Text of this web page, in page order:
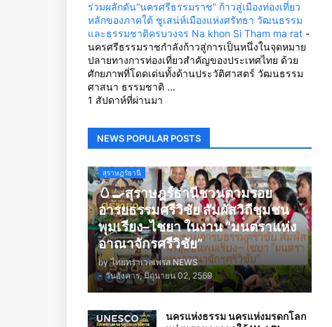
ร่วมผลักดัน“นครศรีธรรมราช” ก้าวสู่เมืองท่องเที่ยว
หลักของภาคใต้ ชูเสน่ห์เมืองแห่งศรัทธา วัฒนธรรม
และธรรมชาติครบวงจร Na khon Si Tham ma rat -
นครศรีธรรมราชกำลังก้าวสู่การเป็นหนึ่งในจุดหมาย
ปลายทางการท่องเที่ยวสำคัญของประเทศไทย ด้วย
ศักยภาพที่โดดเด่นทั้งด้านประวัติศาสตร์ วัฒนธรรม
ศาสนา ธรรมชาติ ...
1 สัปดาห์ที่ผ่านมา
NEWS POPULAR POSTS
สุราษฎร์ธานี
🥚🍳สุราษฎร์ธานีชวนตามรอย
อารยธรรมศรีวิชัย สัมผัสวิถีชุมชน
พุมเรียง–ไชยา ในงาน “มนตราแห่ง
อาณาจักรศรีวิชัย”
by ไทยทราเวลเพรส NEWS
- วันอังคาร, มิถุนายน 02, 2569
นครแห่งธรรม นครแห่งมรดกโลก